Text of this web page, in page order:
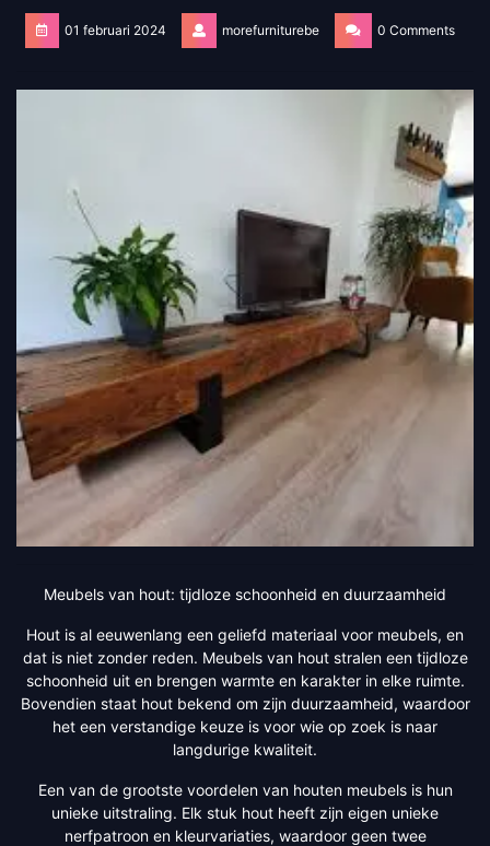
01 februari 2024 morefurniturebe 0 Comments
Meubels van hout: tijdloze schoonheid en duurzaamheid
Hout is al eeuwenlang een geliefd materiaal voor meubels, en
dat is niet zonder reden. Meubels van hout stralen een tijdloze
schoonheid uit en brengen warmte en karakter in elke ruimte.
Bovendien staat hout bekend om zijn duurzaamheid, waardoor
het een verstandige keuze is voor wie op zoek is naar
langdurige kwaliteit.
Een van de grootste voordelen van houten meubels is hun
unieke uitstraling. Elk stuk hout heeft zijn eigen unieke
nerfpatroon en kleurvariaties, waardoor geen twee